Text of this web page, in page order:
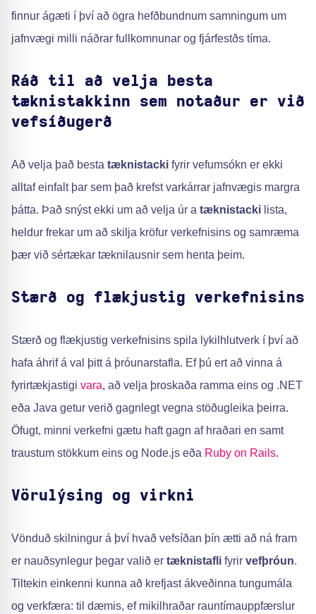
finnur ágæti í því að ögra hefðbundnum samningum um
jafnvægi milli náðrar fullkomnunar og fjárfestðs tíma.
Ráð til að velja besta
tæknistakkinn sem notaður er við
vefsíðugerð
Að velja það besta tæknistacki fyrir vefumsókn er ekki
alltaf einfalt þar sem það krefst varkárrar jafnvægis margra
þátta. Það snýst ekki um að velja úr a tæknistacki lista,
heldur frekar um að skilja kröfur verkefnisins og samræma
þær við sértækar tæknilausnir sem henta þeim.
Stærð og flækjustig verkefnisins
Stærð og flækjustig verkefnisins spila lykilhlutverk í því að
hafa áhrif á val þitt á þróunarstafla. Ef þú ert að vinna á
fyrirtækjastigi vara, að velja þroskaða ramma eins og .NET
eða Java getur verið gagnlegt vegna stöðugleika þeirra.
Öfugt, minni verkefni gætu haft gagn af hraðari en samt
traustum stökkum eins og Node.js eða Ruby on Rails.
Vörulýsing og virkni
Vönduð skilningur á því hvað vefsíðan þín ætti að ná fram
er nauðsynlegur þegar valið er tæknistafli fyrir vefþróun.
Tiltekin einkenni kunna að krefjast ákveðinna tungumála
og verkfæra: til dæmis, ef mikilhraðar rauntímauppfærslur